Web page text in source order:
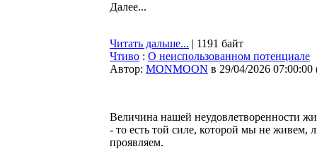
Далее...
Читать дальше... | 1191 байт
Чтиво : О неиспользованном потенциале
Автор: MONMOON в 29/04/2026 07:00:00
Величина нашей неудовлетворенности
- то есть той силе, которой мы не
проявляем.